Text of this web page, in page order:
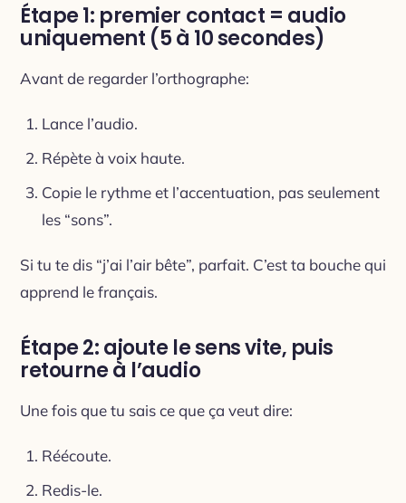
Étape 1: premier contact = audio
uniquement (5 à 10 secondes)
Avant de regarder l’orthographe:
Lance l’audio.
Répète à voix haute.
Copie le rythme et l’accentuation, pas seulement
les “sons”.
Si tu te dis “j’ai l’air bête”, parfait. C’est ta bouche qui
apprend le français.
Étape 2: ajoute le sens vite, puis
retourne à l’audio
Une fois que tu sais ce que ça veut dire:
Réécoute.
Redis-le.